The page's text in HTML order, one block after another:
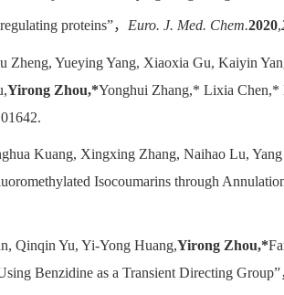
proteins”， Euro. J. Med. Chem.2020,
Zheng, Yueying Yang, Xiaoxia Gu, Kaiyin
Yirong Zhou,*Yonghui Zhang,* Lixia Chen,*
Kuang, Xingxing Zhang, Naihao Lu,
Isocoumarins through
Qinqin Yu, Yi-Yong Huang,Yirong Zhou,*
Benzidine as a Transient Directing